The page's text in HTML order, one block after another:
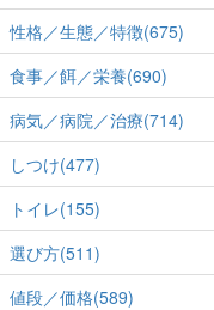
性格／生態／特徴(675)
食事／餌／栄養(690)
病気／病院／治療(714)
しつけ(477)
トイレ(155)
選び方(511)
値段／価格(589)